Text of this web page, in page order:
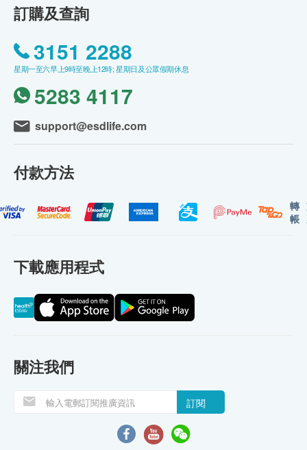
訂購及查詢
3151 2288
星期一至六早上9時至晚上12時; 星期日及公眾假期休息
5283 4117
support@esdlife.com
付款方法
轉
帳
下載應用程式
關注我們
訂閱